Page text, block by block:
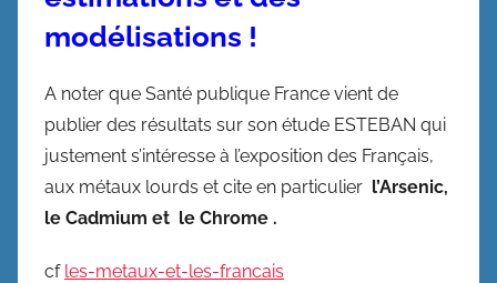
modélisations !
A noter que Santé publique France vient de
publier des résultats sur son étude ESTEBAN qui
justement s’intéresse à l’exposition des Français,
aux métaux lourds et cite en particulier l’Arsenic,
le Cadmium et le Chrome .
cf les-metaux-et-les-francais